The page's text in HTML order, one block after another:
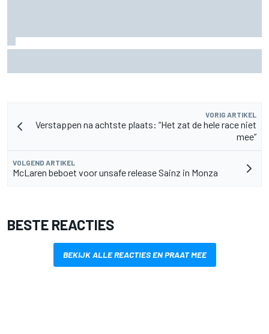
VORIG ARTIKEL
Verstappen na achtste plaats: “Het zat de hele race niet
mee”
VOLGEND ARTIKEL
McLaren beboet voor unsafe release Sainz in Monza
BESTE REACTIES
BEKIJK ALLE REACTIES EN PRAAT MEE